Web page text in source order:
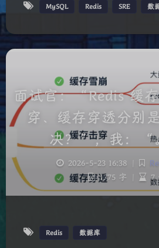
夜间模式
MySQL Redis SRE 数
面试官：“Redis 缓
穿、缓存穿透分别
决？”，我：“
2026-5-23 16:38
1775 字
7
Redis 数据库